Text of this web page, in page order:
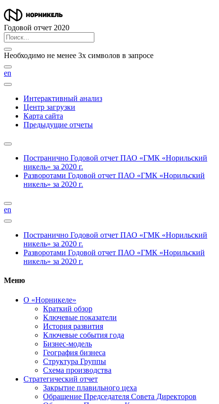
Годовой отчет 2020
Необходимо не менее 3х символов в запросе
en
Интерактивный анализ
Центр загрузки
Карта сайта
Предыдущие отчеты
Постранично Годовой отчет ПАО «ГМК «Норильский
никель» за 2020 г.
Разворотами Годовой отчет ПАО «ГМК «Норильский
никель» за 2020 г.
en
Постранично Годовой отчет ПАО «ГМК «Норильский
никель» за 2020 г.
Разворотами Годовой отчет ПАО «ГМК «Норильский
никель» за 2020 г.
Меню
О «Норникеле»
Краткий обзор
Ключевые показатели
История развития
Ключевые события года
Бизнес-модель
География бизнеса
Структура Группы
Схема производства
Стратегический отчет
Закрытие плавильного цеха
Обращение Председателя Совета Директоров